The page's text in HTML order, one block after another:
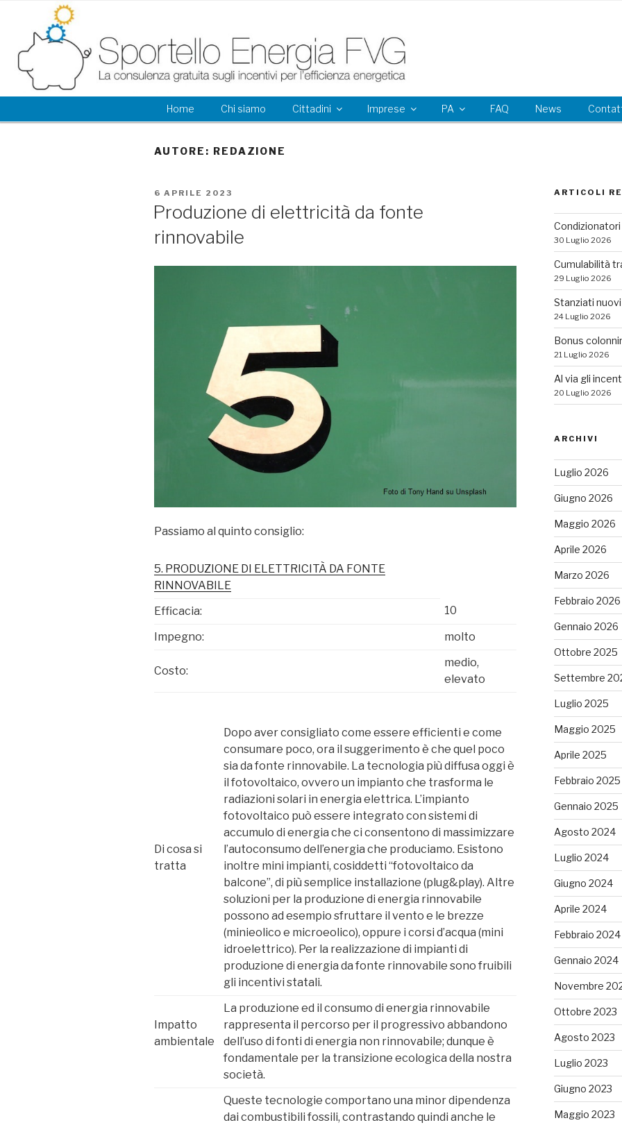
contenuto
Home Chi siamo Cittadini Imprese PA FAQ News
AUTORE: REDAZIONE
PUBBLICATO
6 APRILE 2023
Produzione di elettricità da fonte
rinnovabile
Passiamo al quinto consiglio:
5. PRODUZIONE DI ELETTRICITÀ DA FONTE
RINNOVABILE
Efficacia:
10
Impegno:
molto
Costo:
medio,
elevato
Di cosa si
tratta
Dopo aver consigliato come essere efficienti e come
consumare poco, ora il suggerimento è che quel poco
sia da fonte rinnovabile. La tecnologia più diffusa oggi è
il fotovoltaico, ovvero un impianto che trasforma le
radiazioni solari in energia elettrica. L’impianto
fotovoltaico può essere integrato con sistemi di
accumulo di energia che ci consentono di massimizzare
l’autoconsumo dell’energia che produciamo. Esistono
inoltre mini impianti, cosiddetti “fotovoltaico da
balcone”, di più semplice installazione (plug&play). Altre
soluzioni per la produzione di energia rinnovabile
possono ad esempio sfruttare il vento e le brezze
(minieolico e microeolico), oppure i corsi d’acqua (mini
idroelettrico). Per la realizzazione di impianti di
produzione di energia da fonte rinnovabile sono fruibili
gli incentivi statali.
Impatto
ambientale
La produzione ed il consumo di energia rinnovabile
rappresenta il percorso per il progressivo abbandono
dell’uso di fonti di energia non rinnovabile; dunque è
fondamentale per la transizione ecologica della nostra
società.
Queste tecnologie comportano una minor dipendenza
dai combustibili fossili, contrastando quindi anche le
ARTICOLI
Condizionatori
30 Luglio 2026
Cumulabilità
29 Luglio 2026
Stanziati
24 Luglio 2026
Bonus
21 Luglio 2026
Al via gli
20 Luglio 2026
ARCHIVI
Luglio 2026
Giugno 2026
Maggio 2026
Aprile 2026
Marzo 2026
Febbraio 2026
Gennaio 2026
Ottobre 2025
Settembre
Luglio 2025
Maggio 2025
Aprile 2025
Febbraio 2025
Gennaio 2025
Agosto 2024
Luglio 2024
Giugno 2024
Aprile 2024
Febbraio 2024
Gennaio 2024
Novembre
Ottobre 2023
Agosto 2023
Luglio 2023
Giugno 2023
Maggio 2023